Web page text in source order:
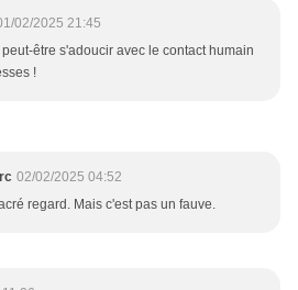
02/2025 21:45
être s'adoucir avec le contact humain
!
02/02/2025 04:52
regard. Mais c'est pas un fauve.